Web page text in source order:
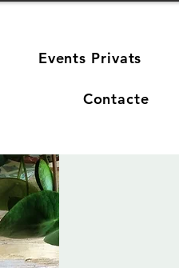
Events Privats
Contacte